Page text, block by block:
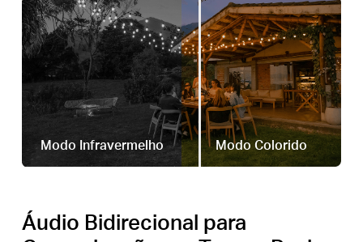
Modo Infravermelho Modo Colorido
Áudio Bidirecional para